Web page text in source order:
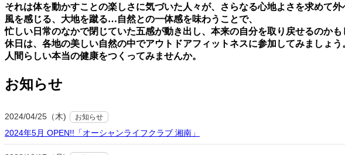
それは体を動かすことの楽しさに気づいた⼈々が、さらなる⼼地よさを求めて外
⾵を感じる、⼤地を蹴る…⾃然との⼀体感を味わうことで、
忙しい⽇常のなかで閉じていた五感が動き出し、本来の⾃分を取り戻せるのかも
休⽇は、各地の美しい⾃然の中でアウトドアフィットネスに参加してみましょう
⼈間らしい本当の健康をつくってみませんか。
お知らせ
2024/04/25（木) お知らせ
2024年5月 OPEN!!「オーシャンライフクラブ 湘南」